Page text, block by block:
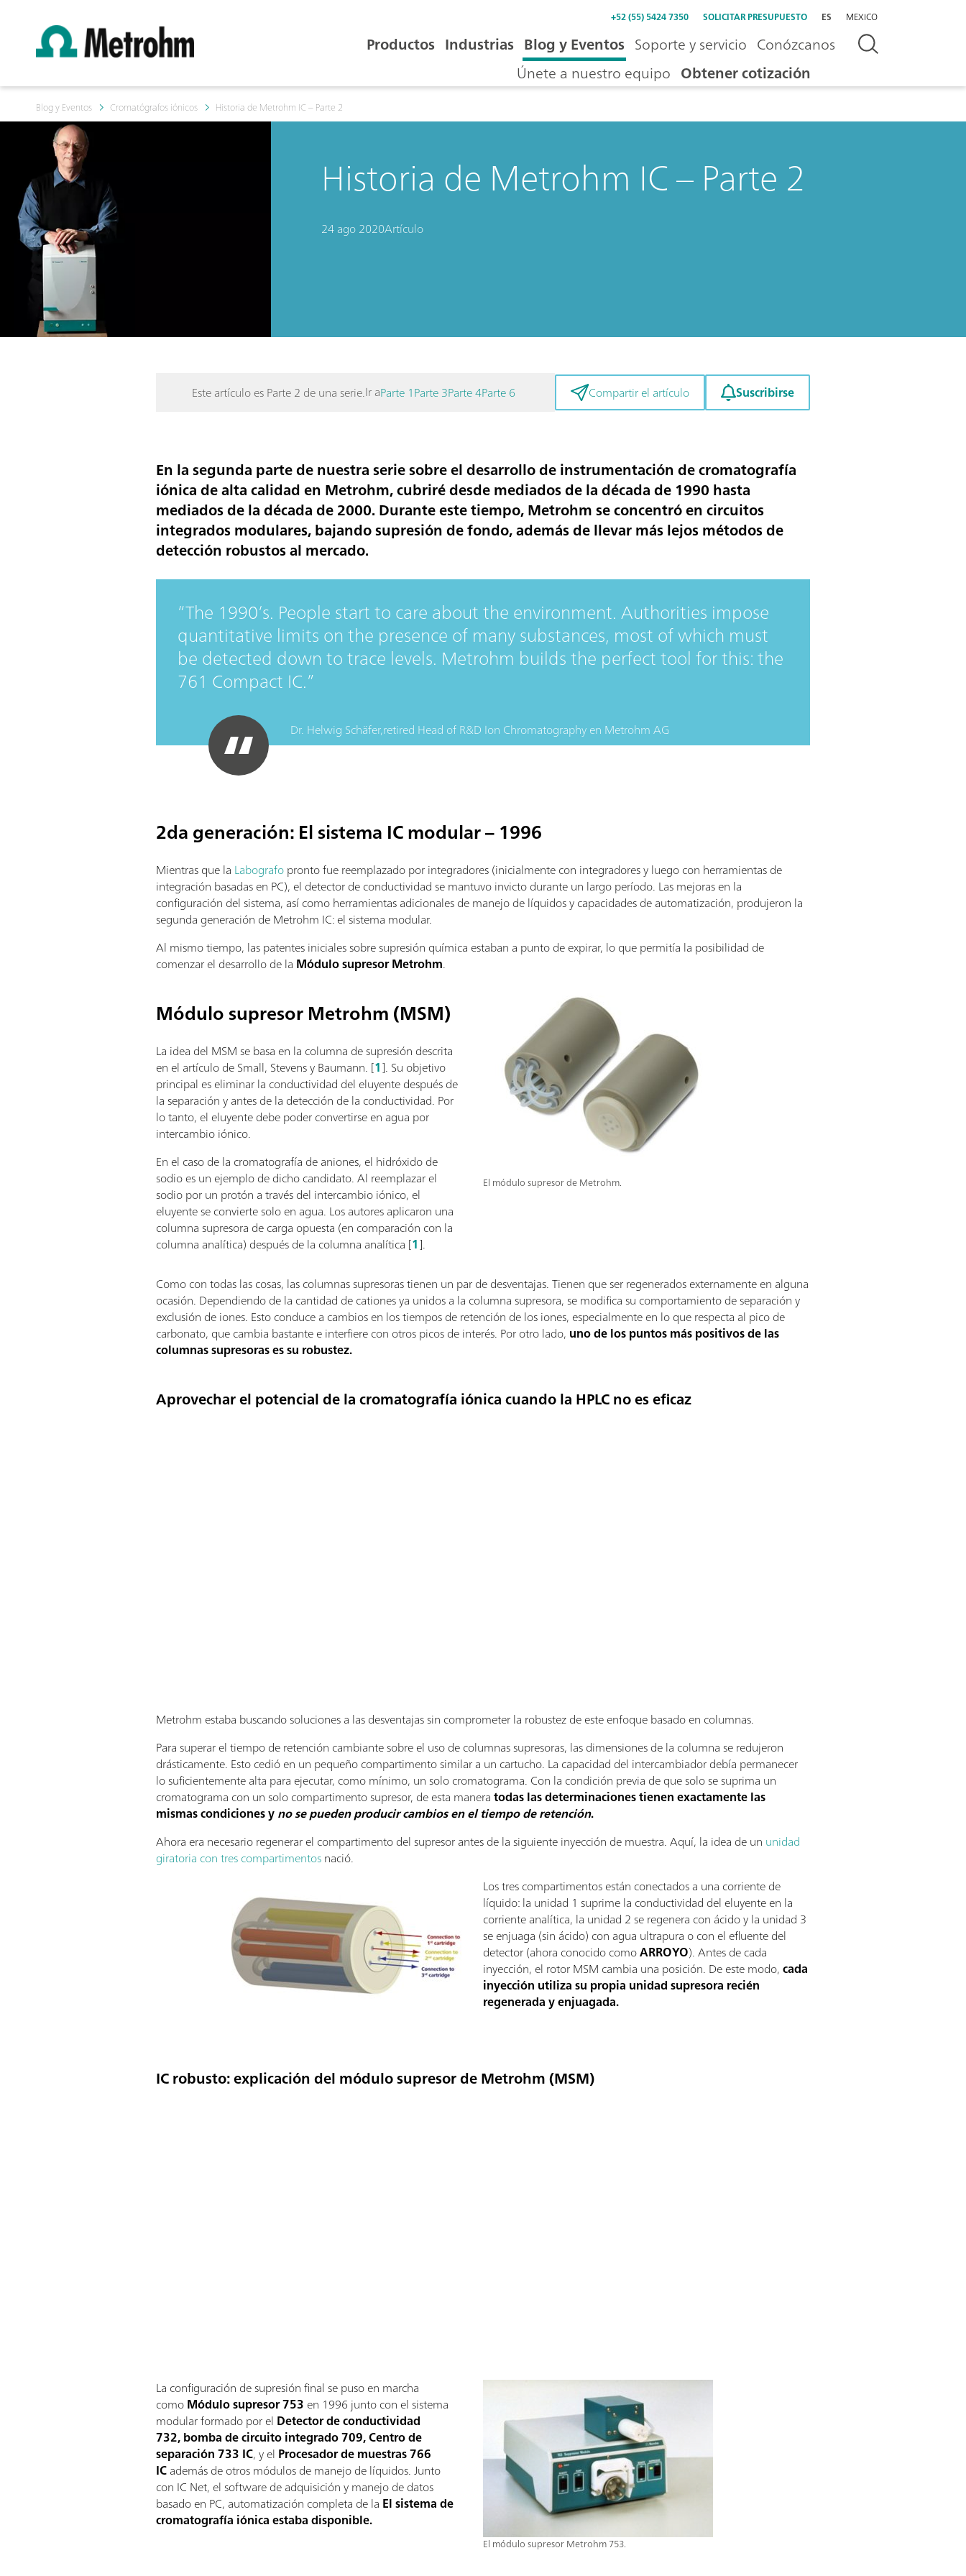
+52 (55) 5424 7350 SOLICITAR PRESUPUESTO ES MEXICO
Productos Industrias Blog y Eventos Soporte y servicio Conózcanos
Únete a nuestro equipo Obtener cotización
Blog y Eventos Cromatógrafos iónicos Historia de Metrohm IC – Parte 2
Historia de Metrohm IC – Parte 2
24 ago 2020Artículo
Este artículo es Parte 2 de una serie.Ir aParte 1Parte 3Parte 4Parte 6 Compartir el artículo Suscribirse
En la segunda parte de nuestra serie sobre el desarrollo de instrumentación de cromatografía
iónica de alta calidad en Metrohm, cubriré desde mediados de la década de 1990 hasta
mediados de la década de 2000. Durante este tiempo, Metrohm se concentró encircuitos
integrados modulares, bajandosupresión de fondo, además de llevar más lejosmétodos de
detección robustosal mercado.
The 1990‘s. People start to care about the environment. Authorities impose
quantitative limits on the presence of many substances, most of which must
be detected down to trace levels. Metrohm builds the perfect tool for this: the
761 Compact IC.
Dr. Helwig Schäfer,retired Head of R&D Ion Chromatographyen Metrohm AG
2da generación: El sistema IC modular – 1996
Mientras que la Labografopronto fue reemplazado por integradores (inicialmente con integradores y luego con herramientas de
integración basadas en PC), el detector de conductividad se mantuvo invicto durante un largo período. Las mejoras en la
configuración del sistema, así como herramientas adicionales de manejo de líquidos y capacidades de automatización, produjeron la
segunda generación de Metrohm IC: el sistema modular.
Al mismo tiempo, las patentes iniciales sobre supresión química estaban a punto de expirar, lo que permitía la posibilidad de
comenzar el desarrollo de la Módulo supresor Metrohm.
El módulo supresor de Metrohm.
Módulo supresor Metrohm (MSM)
La idea del MSM se basa en la columna de supresión descrita
en el artículo de Small, Stevens y Baumann. [1]. Su objetivo
principal es eliminar la conductividad del eluyente después de
la separación y antes de la detección de la conductividad. Por
lo tanto, el eluyente debe poder convertirse en agua por
intercambio iónico.
En el caso de la cromatografía de aniones, el hidróxido de
sodio es un ejemplo de dicho candidato. Al reemplazar el
sodio por un protón a través del intercambio iónico, el
eluyente se convierte solo en agua. Los autores aplicaron una
columna supresora de carga opuesta (en comparación con la
columna analítica) después de la columna analítica [1].
Como con todas las cosas, las columnas supresoras tienen un par de desventajas. Tienen que ser regenerados externamente en alguna
ocasión. Dependiendo de la cantidad de cationes ya unidos a la columna supresora, se modifica su comportamiento de separación y
exclusión de iones. Esto conduce a cambios en los tiempos de retención de los iones, especialmente en lo que respecta al pico de
carbonato, que cambia bastante e interfiere con otros picos de interés. Por otro lado, uno de los puntos más positivos de las
columnas supresoras es su robustez.
Aprovechar el potencial de la cromatografía iónica cuando la HPLC no es eficaz
Metrohm estaba buscando soluciones a las desventajas sin comprometer la robustez de este enfoque basado en columnas.
Para superar el tiempo de retención cambiante sobre el uso de columnas supresoras, las dimensiones de la columna se redujeron
drásticamente. Esto cedió en un pequeño compartimento similar a un cartucho. La capacidad del intercambiador debía permanecer
lo suficientemente alta para ejecutar, como mínimo, un solo cromatograma. Con la condición previa de que solo se suprima un
cromatograma con un solo compartimento supresor, de esta maneratodas las determinaciones tienen exactamente las
mismas condiciones yno se pueden producir cambios en el tiempo de retención.
Ahora era necesario regenerar el compartimento del supresor antes de la siguiente inyección de muestra. Aquí, la idea de un unidad
giratoria con tres compartimentosnació.
Los tres compartimentos están conectados a una corriente de
líquido: la unidad 1 suprime la conductividad del eluyente en la
corriente analítica, la unidad 2 se regenera con ácido y la unidad 3
se enjuaga (sin ácido) con agua ultrapura o con el efluente del
detector (ahora conocido comoARROYO). Antes de cada
inyección, el rotor MSM cambia una posición. De este modo,cada
inyección utiliza su propia unidad supresora recién
regenerada y enjuagada.
IC robusto: explicación del módulo supresor de Metrohm (MSM)
El módulo supresor Metrohm 753.
La configuración de supresión final se puso en marcha
comoMódulo supresor 753 en 1996 junto con el sistema
modular formado por el Detector de conductividad
732, bomba de circuito integrado 709, Centro de
separación 733 IC, y el Procesador de muestras 766
ICademás de otros módulos de manejo de líquidos. Junto
con IC Net, el software de adquisición y manejo de datos
basado en PC, automatización completa de la El sistema de
cromatografía iónica estaba disponible.